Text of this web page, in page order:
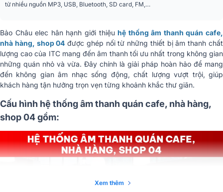
từ nhiều nguồn MP3, USB, Bluetooth, SD card, FM,…
Bảo Châu elec hân hạnh giới thiệuhệ thống âm thanh quán cafe,
nhà hàng, shop 04 được ghép nối từ những thiết bị âm thanh chất
lượng cao của ITC mang đến âm thanh tối ưu nhất trong không gian
những quán nhỏ và vừa. Đây chính là giải pháp hoàn hảo để mang
đến không gian âm nhạc sống động, chất lượng vượt trội, giúp
khách hàng tận hưởng trọn vẹn từng khoảnh khắc thư giãn.
Cấu hình hệ thống âm thanh quán cafe, nhà hàng,
shop 04 gồm:
Xem thêm